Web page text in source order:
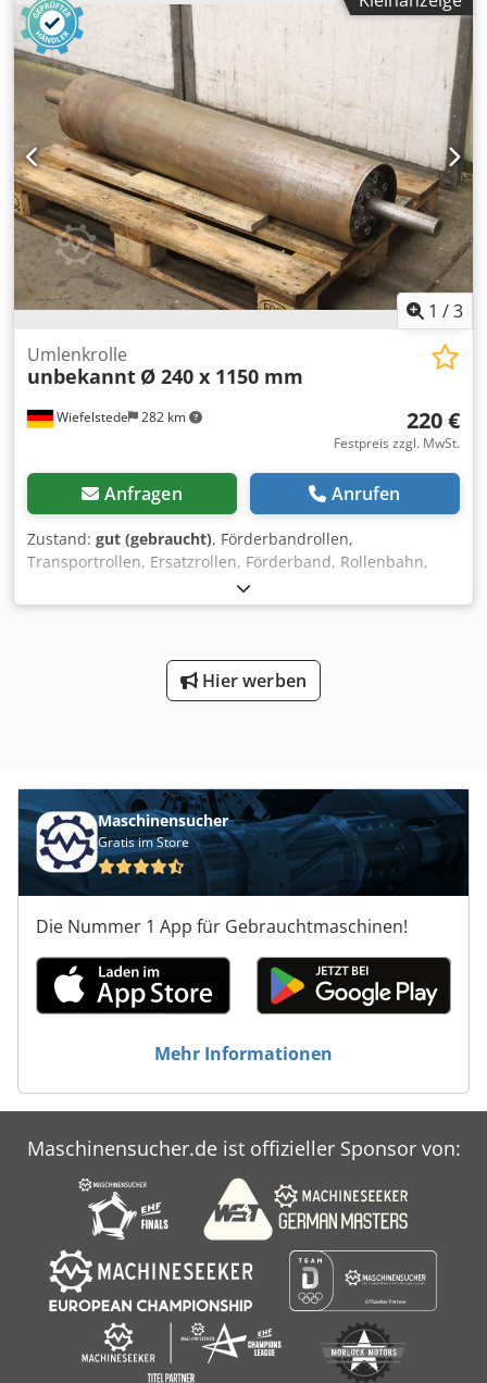
Zieltemperatur in definierter Zeit erreichen • Gewünschte
Zeit halten • Gesteuerte Rückkühlung auf Zieltemperatur •
Automatische Benachrichtigungen bei Prozessereignissen
➖➖➖➖➖ ✳️ Behalten Sie Ihre Liquidität! Wir bieten
verschiedene Finanzierungsmodelle an. Kontaktieren Sie
uns gerne für Leasing-, Mietkauf- oder
Ratenzahlungsoptionen. ➖➖➖➖➖ Sondermaße oder
individuelle Ausführungen sind auf Anfrage möglich.
Gerne planen wir eine passende Lösung für Ihre Werkstatt.
Jetzt anfragen – machen Sie Ihr Unternehmen fit für
professionelle Pulverbeschichtung!
1 /3
Wiefelstede 282 km
Umlenkrolle
unbekannt Ø 240 x 1150 mm
220 €
Festpreis zzgl. MwSt.
Anfragen Anrufen
Zustand: gut (gebraucht), Förderbandrollen,
Transportrollen, Ersatzrollen, Förderband, Rollenbahn,
Tragrollen -Transportrolle: Durchmesser 240 mm -
Transportbreite: 1150 mm Dedoltrfbopfx Ahlowa -Welle:
Hier werben
Maschinensucher
Gratis im Store
Die Nummer 1 App für Gebrauchtmaschinen!
Mehr Informationen
Maschinensucher.de ist offizieller Sponsor von: